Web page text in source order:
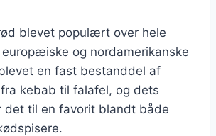
blevet populært over hele
og nordamerikanske
en fast bestanddel af
kebab til falafel, og dets
det til en favorit blandt både